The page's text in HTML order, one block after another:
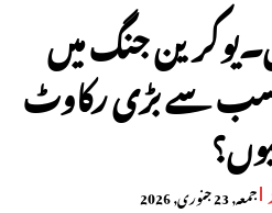
جنگ میں
سے بڑی رکاوٹ
جمعہ, 23 جنوری, 2026